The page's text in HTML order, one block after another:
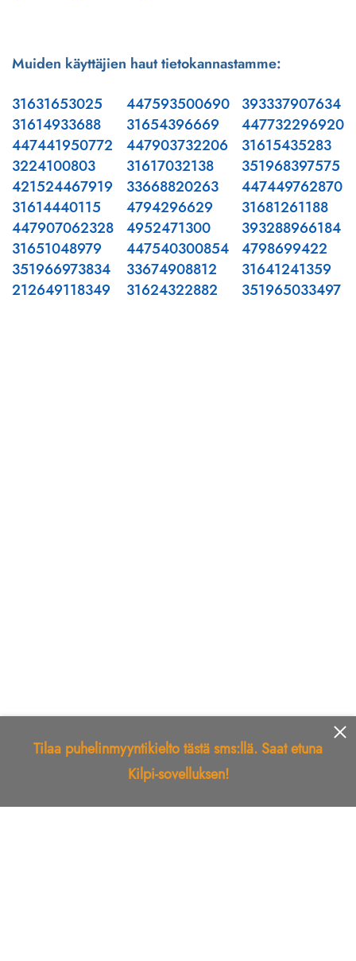
Muiden käyttäjien haut tietokannastamme:
31631653025
31614933688
447441950772
3224100803
421524467919
31614440115
447907062328
31651048979
351966973834
212649118349
447593500690
31654396669
447903732206
31617032138
33668820263
4794296629
4952471300
447540300854
33674908812
31624322882
393337907634
447732296920
31615435283
351968397575
447449762870
31681261188
393288966184
4798699422
31641241359
351965033497
Tilaa puhelinmyyntikielto tästä sms:llä. Saat etuna
Kilpi-sovelluksen!